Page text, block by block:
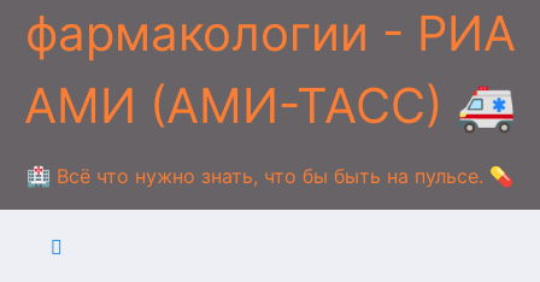
фармакологии - РИА
АМИ (АМИ-ТАСС) 🚑
🏥 Всё что нужно знать, что бы быть на пульсе. 💊